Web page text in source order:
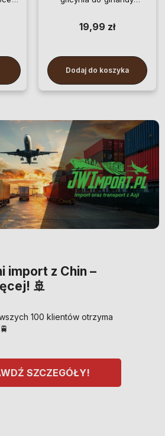
19,99 zł
Dodaj do koszyka
import z Chin –
🚢
100 klientów otrzyma
🚆
SZCZEGÓŁY!